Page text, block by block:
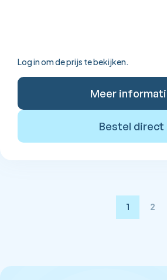
Log in om de prijs te bekijken.
Meer
Bestel direct
1 2